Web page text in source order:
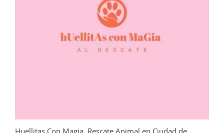
Huellitas Con Magia. Rescate Animal en Ciudad de